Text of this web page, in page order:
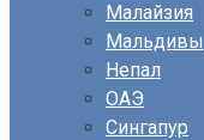
Малайзия
Мальдивы
Непал
ОАЭ
Сингапур